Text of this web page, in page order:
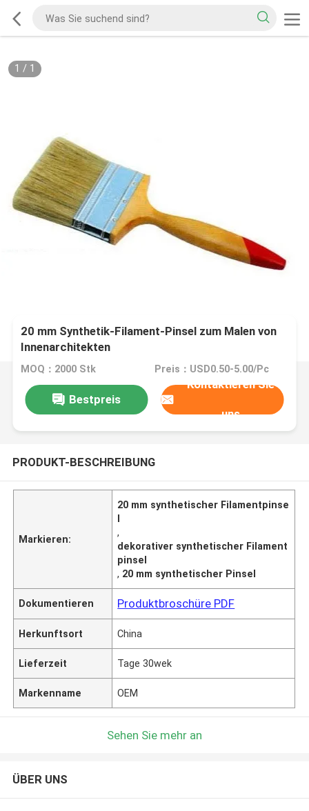
1 / 1
20 mm Synthetik-Filament-Pinsel zum Malen von
Innenarchitekten
MOQ：2000 Stk Preis：USD0.50-5.00/Pc
Bestpreis
Kontaktieren Sie
uns
PRODUKT-BESCHREIBUNG
Markieren:
20 mm synthetischer Filamentpinse
l
,
dekorativer synthetischer Filament
pinsel
, 20 mm synthetischer Pinsel
Dokumentieren Produktbroschüre PDF
Herkunftsort China
Lieferzeit Tage 30wek
Markenname OEM
Sehen Sie mehr an
ÜBER UNS